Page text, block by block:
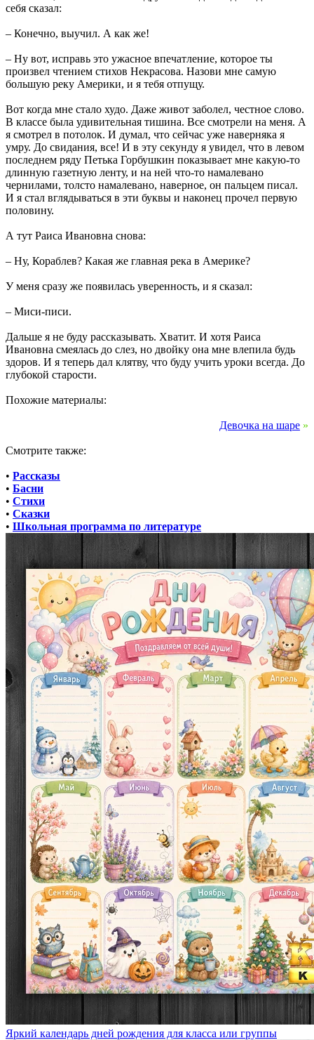
себя сказал:
– Конечно, выучил. А как же!
– Ну вот, исправь это ужасное впечатление, которое ты
произвел чтением стихов Некрасова. Назови мне самую
большую реку Америки, и я тебя отпущу.
Вот когда мне стало худо. Даже живот заболел, честное слово.
В классе была удивительная тишина. Все смотрели на меня. А
я смотрел в потолок. И думал, что сейчас уже наверняка я
умру. До свидания, все! И в эту секунду я увидел, что в левом
последнем ряду Петька Горбушкин показывает мне какую-то
длинную газетную ленту, и на ней что-то намалевано
чернилами, толсто намалевано, наверное, он пальцем писал.
И я стал вглядываться в эти буквы и наконец прочел первую
половину.
А тут Раиса Ивановна снова:
– Ну, Кораблев? Какая же главная река в Америке?
У меня сразу же появилась уверенность, и я сказал:
– Миси-писи.
Дальше я не буду рассказывать. Хватит. И хотя Раиса
Ивановна смеялась до слез, но двойку она мне влепила будь
здоров. И я теперь дал клятву, что буду учить уроки всегда. До
глубокой старости.
Похожие материалы:
Девочка на шаре »
Смотрите также:
• Рассказы
• Басни
• Стихи
• Сказки
• Школьная программа по литературе
Яркий календарь дней рождения для класса или группы